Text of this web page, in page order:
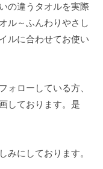
の違うタオルを実際
ル～ふんわりやさし
ルに合わせてお使い
ローしている方、
しております。是
みにしております。